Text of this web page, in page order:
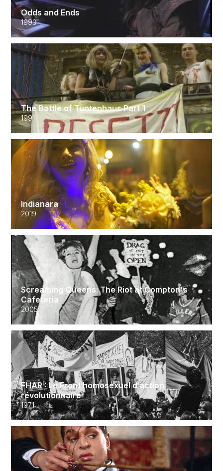
Odds and Ends
1993
The Battle of Tuntenhaus Part 1
1991
Indianara
2019
Screaming Queens: The Riot at Compton's
Cafeteria
2005
FHAR : Le Front homosexuel d’action
révolutionnaire
1971